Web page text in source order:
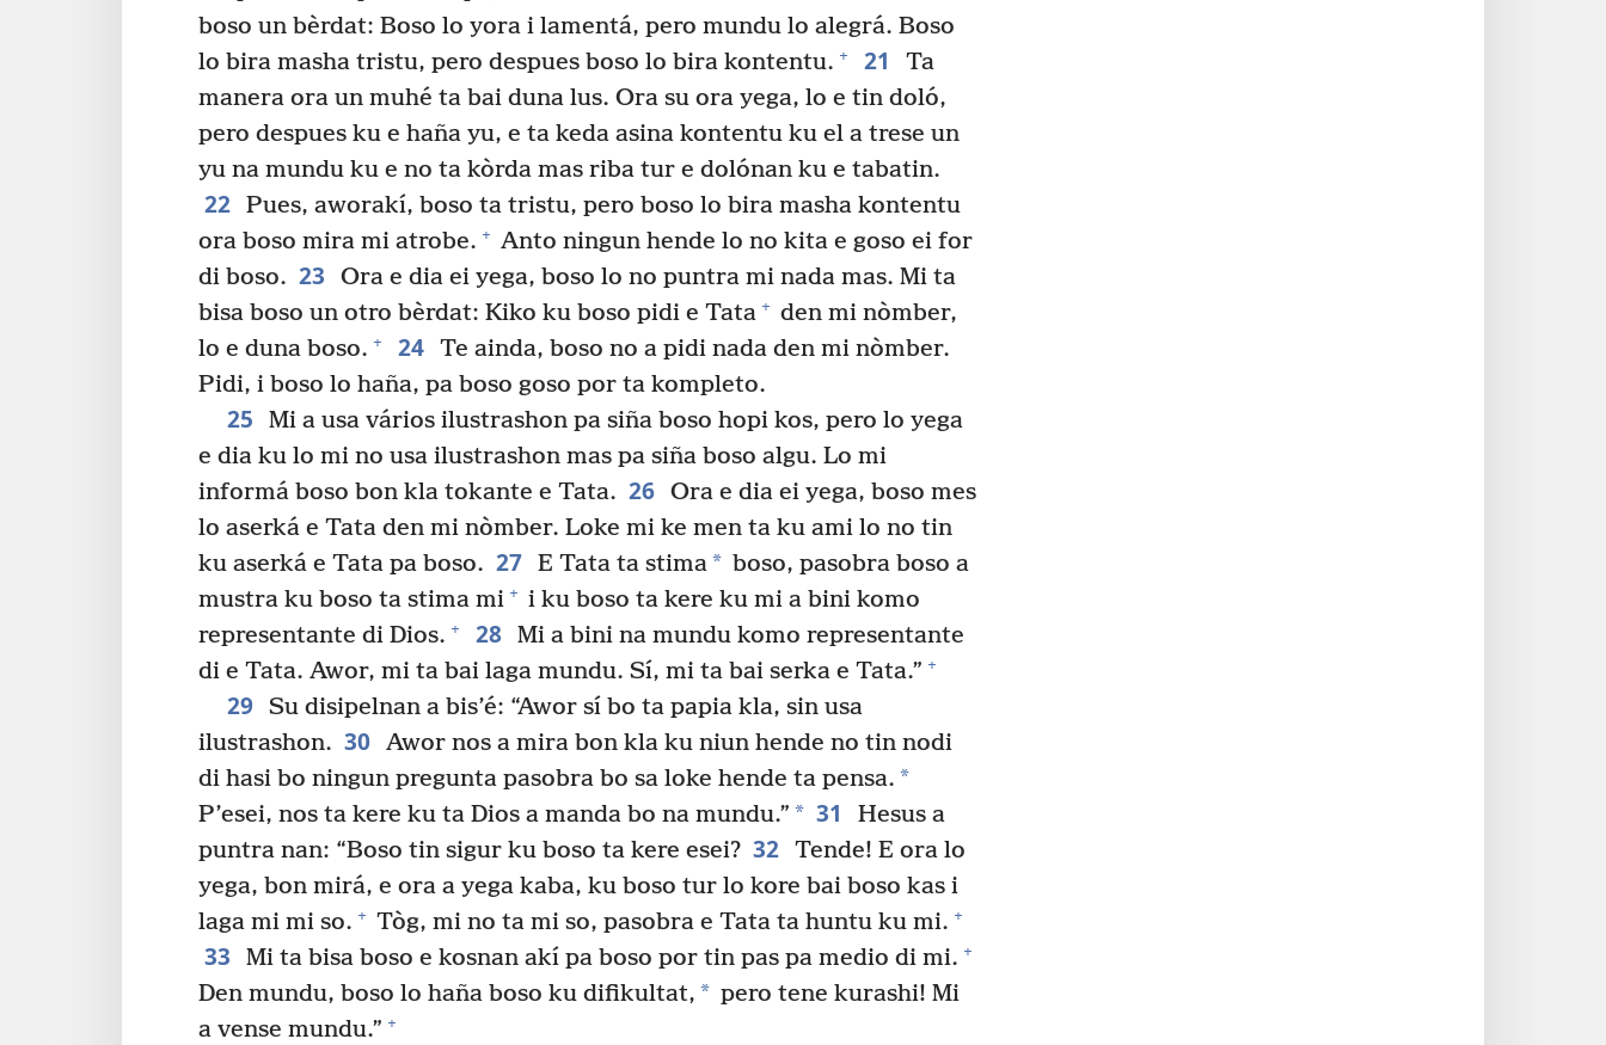
boso un bèrdat: Boso lo yora i lamentá, pero mundu lo alegrá. Boso
lo bira masha tristu, pero despues boso lo bira kontentu. + 21
Ta
manera ora un muhé ta bai duna lus. Ora su ora yega, lo e tin doló,
pero despues ku e haña yu, e ta keda asina kontentu ku el a trese un
yu na mundu ku e no ta kòrda mas riba tur e dolónan ku e tabatin.
22 Pues, aworakí, boso ta tristu, pero boso lo bira masha kontentu
ora boso mira mi atrobe. + Anto ningun hende lo no kita e goso ei for
di boso. 23
Ora e dia ei yega, boso lo no puntra mi nada mas. Mi ta
bisa boso un otro bèrdat: Kiko ku boso pidi e Tata + den mi nòmber,
lo e duna boso. + 24 Te ainda, boso no a pidi nada den mi nòmber.
Pidi, i boso lo haña, pa boso goso por ta kompleto.
25
Mi a usa vários ilustrashon pa siña boso hopi kos, pero lo yega
e dia ku lo mi no usa ilustrashon mas pa siña boso algu. Lo mi
informá boso bon kla tokante e Tata. 26 Ora e dia ei yega, boso mes
lo aserká e Tata den mi nòmber. Loke mi ke men ta ku ami lo no tin
ku aserká e Tata pa boso. 27 E Tata ta stima* boso, pasobra boso a
mustra ku boso ta stima mi + i ku boso ta kere ku mi a bini komo
representante di Dios. + 28 Mi a bini na mundu komo representante
di e Tata. Awor, mi ta bai laga mundu. Sí, mi ta bai serka e Tata.” +
29 Su disipelnan a bis’é: “Awor sí bo ta papia kla, sin usa
ilustrashon. 30 Awor nos a mira bon kla ku niun hende no tin nodi
di hasi bo ningun pregunta pasobra bo sa loke hende ta pensa. *
P’esei, nos ta kere ku ta Dios a manda bo na mundu.” * 31
Hesus a
puntra nan: “Boso tin sigur ku boso ta kere esei? 32 Tende! E ora lo
yega, bon mirá, e ora a yega kaba, ku boso tur lo kore bai boso kas i
laga mi mi so. + Tòg, mi no ta mi so, pasobra e Tata ta huntu ku mi. +
33 Mi ta bisa boso e kosnan akí pa boso por tin pas pa medio di mi. +
Den mundu, boso lo haña boso ku difikultat, * pero tene kurashi! Mi
a vense mundu.” +